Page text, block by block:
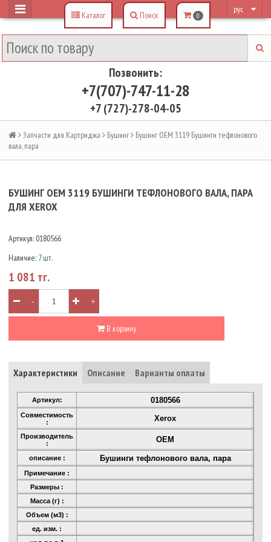
рус
Позвонить:
+7(707)-747-11-28
+7 (727)-278-04-05
Каталог Поиск 0
Запчасти для Картриджа Бушинг
Бушинг OEM 3119 Бушинги тефлонового
вала, пара
БУШИНГ OEM 3119 БУШИНГИ ТЕФЛОНОВОГО ВАЛА, ПАРА
ДЛЯ XEROX
Артикул: 0180566
Наличие: 7 шт.
1 081 тг.
- +
В корзину
Характеристики Описание Варианты оплаты
Артикул: 0180566
Совместимость
:
Xerox
Производитель
:
OEM
описание : Бушинги тефлонового вала, пара
Примечание :
Размеры :
Масса (г) :
Объем (м3) :
ед. изм. :